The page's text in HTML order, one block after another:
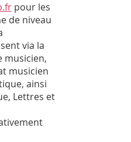
pour les
de niveau
via la
musicien,
musicien
ainsi
Lettres et